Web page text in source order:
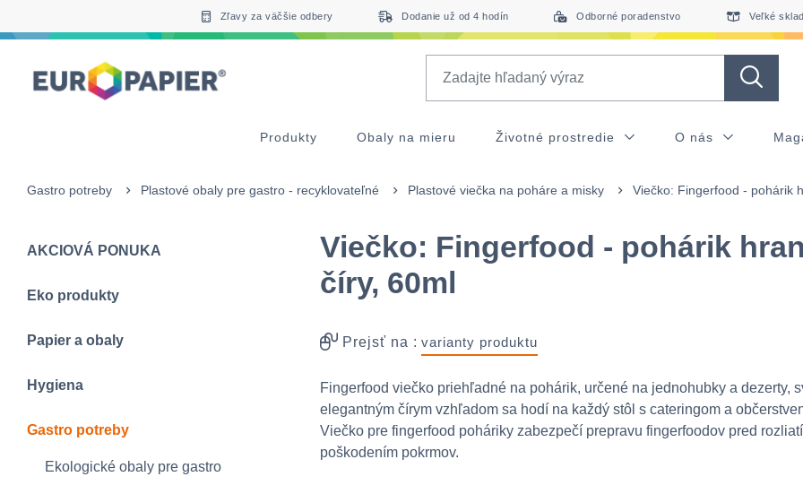
Zľavy za väčšie odbery Dodanie už od 4 hodín Odborné poradenstvo Veľké
Produkty Obaly na mieru Životné prostredie O nás
Gastro potreby Plastové obaly pre gastro - recyklovateľné Plastové viečka na poháre a misky Viečko: Fingerfood - pohárik
AKCIOVÁ PONUKA
Eko produkty
Papier a obaly
Hygiena
Gastro potreby
Ekologické obaly pre gastro
Viečko: Fingerfood - pohárik
číry, 60ml
Prejsť na : varianty produktu
Fingerfood viečko priehľadné na pohárik, určené na jednohubky a dezerty,
elegantným čírym vzhľadom sa hodí na každý stôl s cateringom a
Viečko pre fingerfood poháriky zabezpečí prepravu fingerfoodov pred
poškodením pokrmov.